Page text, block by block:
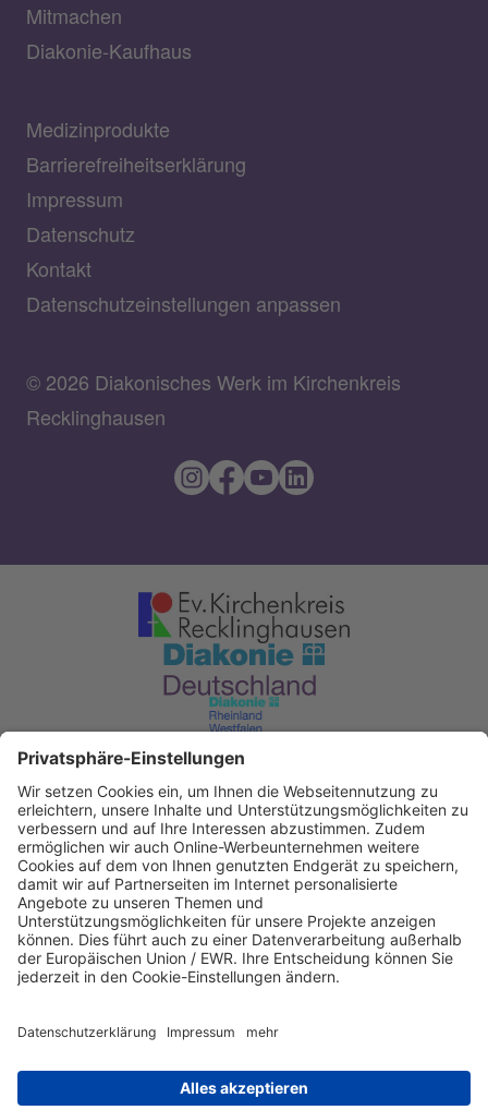
Mitmachen
Diakonie-Kaufhaus
Medizinprodukte
Barrierefreiheitserklärung
Impressum
Datenschutz
Kontakt
Datenschutzeinstellungen anpassen
© 2026 Diakonisches Werk im Kirchenkreis
Recklinghausen
Diakonisches Werk im Kirchenkreis
Recklinghausen
KD Bank Dortmund
IBAN: DE53 3506 0190 2104 6340 47
IBAN kopieren